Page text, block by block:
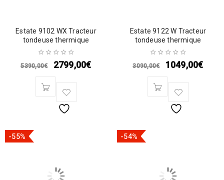
Estate 9102 WX Tracteur
tondeuse thermique
5390,00€ 2799,00€
Estate 9122 W Tracteur
tondeuse thermique
3090,00€ 1049,00€
-55% -54%